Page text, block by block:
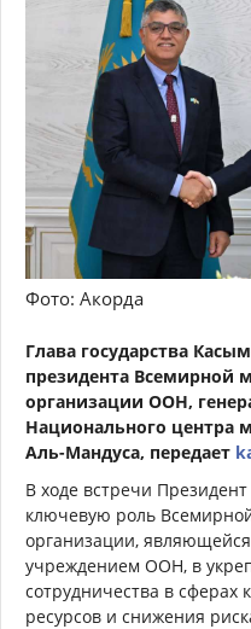
Фото: Акорда
Глава государства
президента Всемирной
организации ООН,
Национального центра
Аль-Мандуса, передает
В ходе встречи
ключевую роль
организации,
учреждением ООН, в
сотрудничества в сферах
ресурсов и снижения